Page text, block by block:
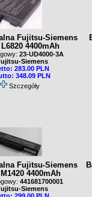
Fujitsu-Siemens
4400mAh
23-UD4000-3A
Siemens
283.00 PLN
348.09 PLN
Szczegóły
Fujitsu-Siemens
4400mAh
441681700001
Siemens